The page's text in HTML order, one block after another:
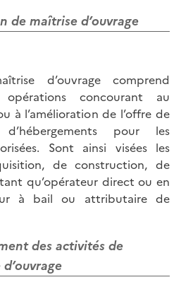
de maîtrise d’ouvrage
d’ouvrage comprend
opérations concourant au
à l’amélioration de l’offre de
pour les
Sont ainsi visées les
de construction, de
qu’opérateur direct ou en
à bail ou attributaire de
des activités de